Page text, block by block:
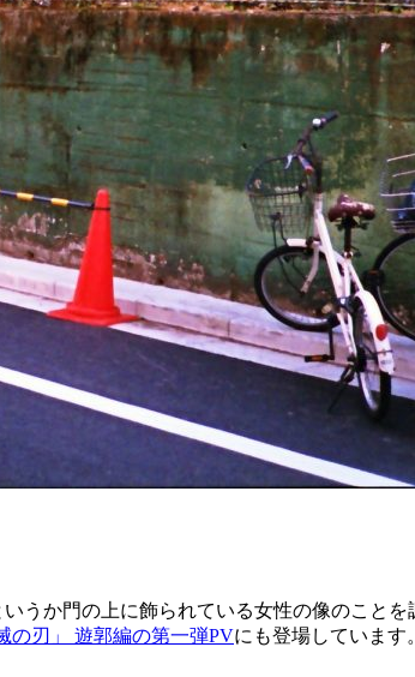
うか門の上に飾られている女性の像のこと
の刃」 遊郭編の第一弾PVにも登場しています。